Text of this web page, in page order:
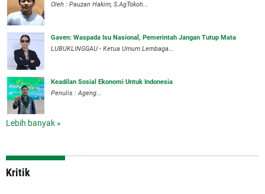
Oleh : Pauzan Hakim, S.AgTokoh...
Gaven: Waspada Isu Nasional, Pemerintah Jangan Tutup Mata
LUBUKLINGGAU - Ketua Umum Lembaga...
Keadilan Sosial Ekonomi Untuk Indonesia
Penulis : Ageng...
Lebih banyak »
Kritik